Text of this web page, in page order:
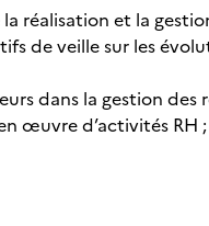
réalisation et la
de veille sur les
dans la gestion des
œuvre d’activités RH ;